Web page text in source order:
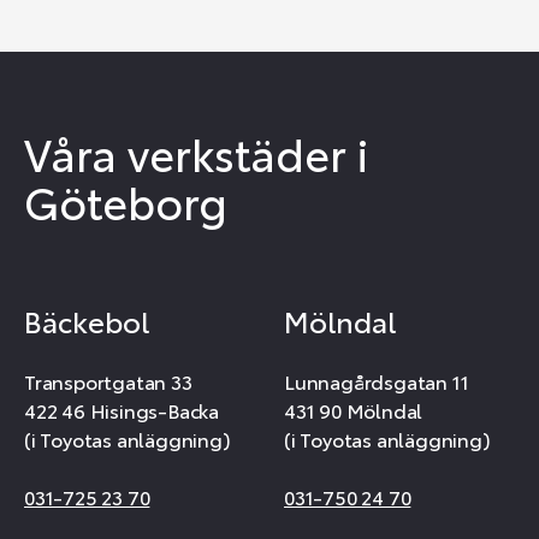
Våra verkstäder i
Göteborg
Bäckebol
Transportgatan 33
422 46 Hisings-Backa
(i Toyotas anläggning)
031-725 23 70
Mölndal
Lunnagårdsgatan 11
431 90 Mölndal
(i Toyotas anläggning)
031-750 24 70